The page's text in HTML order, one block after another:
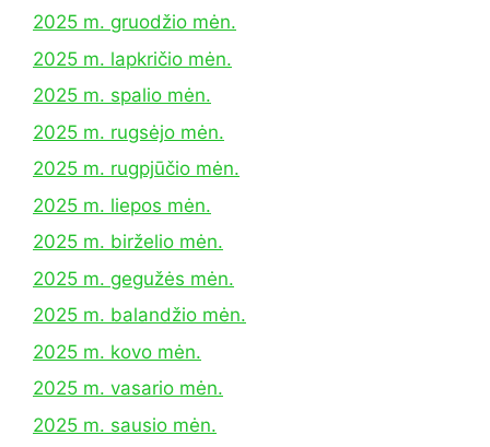
2025 m. gruodžio mėn.
2025 m. lapkričio mėn.
2025 m. spalio mėn.
2025 m. rugsėjo mėn.
2025 m. rugpjūčio mėn.
2025 m. liepos mėn.
2025 m. birželio mėn.
2025 m. gegužės mėn.
2025 m. balandžio mėn.
2025 m. kovo mėn.
2025 m. vasario mėn.
2025 m. sausio mėn.